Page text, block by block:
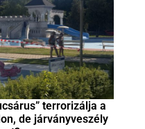
terrorizálja a
de járványveszély